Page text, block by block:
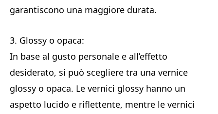
garantiscono una maggiore durata.
3. Glossy o opaca:
In base al gusto personale e all’effetto
desiderato, si può scegliere tra una vernice
glossy o opaca. Le vernici glossy hanno un
aspetto lucido e riflettente, mentre le vernici